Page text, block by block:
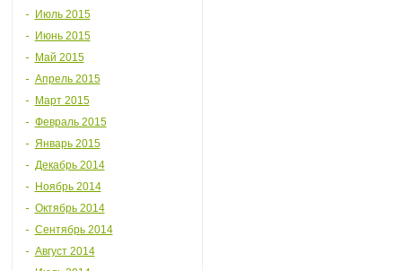
Июль 2015
Июнь 2015
Май 2015
Апрель 2015
Март 2015
Февраль 2015
Январь 2015
Декабрь 2014
Ноябрь 2014
Октябрь 2014
Сентябрь 2014
Август 2014